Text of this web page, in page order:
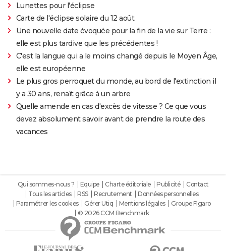
Lunettes pour l'éclipse
Carte de l'éclipse solaire du 12 août
Une nouvelle date évoquée pour la fin de la vie sur Terre :
elle est plus tardive que les précédentes !
C'est la langue qui a le moins changé depuis le Moyen Âge,
elle est européenne
Le plus gros perroquet du monde, au bord de l'extinction il
y a 30 ans, renaît grâce à un arbre
Quelle amende en cas d'excès de vitesse ? Ce que vous
devez absolument savoir avant de prendre la route des
vacances
Qui sommes-nous ? Equipe Charte éditoriale Publicité
Contact
Tous les articles
RSS Recrutement
Données personnelles
Paramétrer les cookies
Gérer Utiq Mentions légales
Groupe Figaro
© 2026 CCM Benchmark